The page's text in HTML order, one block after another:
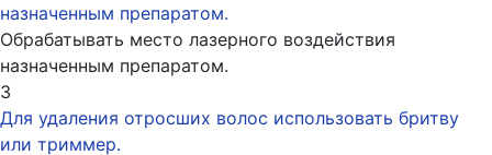
назначенным препаратом.
Обрабатывать место лазерного воздействия
назначенным препаратом.
3
Для удаления отросших волос использовать бритву
или триммер.